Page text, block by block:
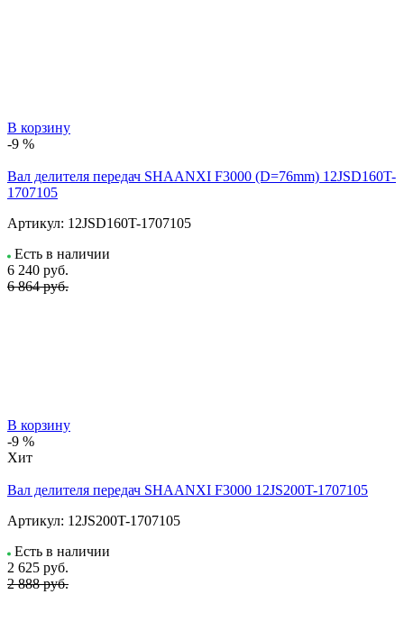
В корзину
-9 %
Вал делителя передач SHAANXI F3000 (D=76mm) 12JSD160T-
1707105
Артикул: 12JSD160T-1707105
Есть в наличии
6 240 руб.
6 864 руб.
В корзину
-9 %
Хит
Вал делителя передач SHAANXI F3000 12JS200T-1707105
Артикул: 12JS200T-1707105
Есть в наличии
2 625 руб.
2 888 руб.